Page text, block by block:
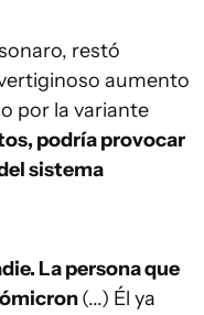
restó
aumento
por la variante
podría provocar
sistema
La persona que
(...) Él ya